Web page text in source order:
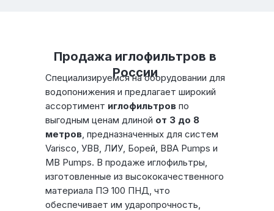
Продажа иглофильтров в
России
Специализируемся на оборудовании для
водопонижения и предлагает широкий
ассортимент иглофильтров по
выгодным ценам длиной от 3 до 8
метров, предназначенных для систем
Varisco, УВВ, ЛИУ, Борей, BBA Pumps и
MB Pumps. В продаже иглофильтры,
изготовленные из высококачественного
материала ПЭ 100 ПНД, что
обеспечивает им ударопрочность,